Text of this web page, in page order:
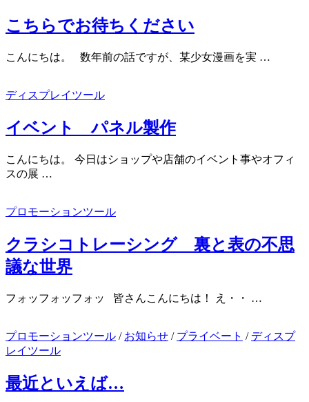
こちらでお待ちください
こんにちは。 数年前の話ですが、某少女漫画を実 …
ディスプレイツール
イベント パネル製作
こんにちは。 今日はショップや店舗のイベント事やオフィ
スの展 …
プロモーションツール
クラシコトレーシング 裏と表の不思
議な世界
フォッフォッフォッ 皆さんこんにちは！ え・・ …
プロモーションツール / お知らせ / プライベート / ディスプ
レイツール
最近といえば…